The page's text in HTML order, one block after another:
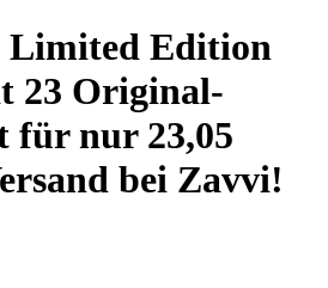
Limited Edition
23 Original-
für nur 23,05
bei Zavvi!